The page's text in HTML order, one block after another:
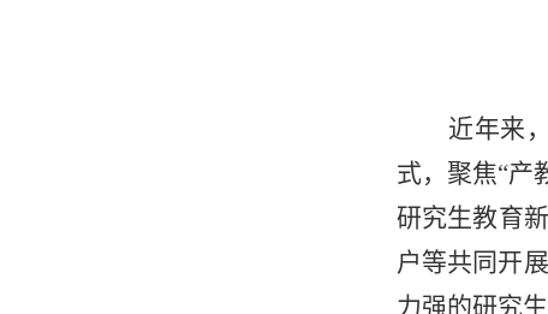
近年来
式，聚焦“产
研究生教育
户等共同开
力强的研究